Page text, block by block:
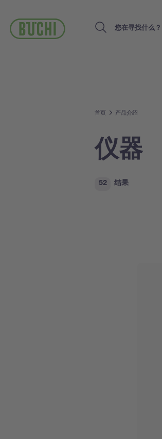
Search
首页 产品介绍
仪器
结果
52